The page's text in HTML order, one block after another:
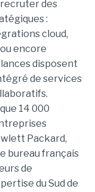
recruter des
:
cloud,
encore
disposent
de services
14 000
Packard,
bureau français
de
du Sud de